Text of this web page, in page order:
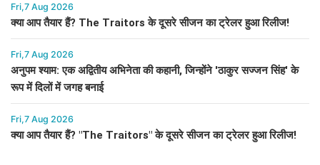
Fri,7 Aug 2026
क्या आप तैयार हैं? The Traitors के दूसरे सीजन का ट्रेलर हुआ रिलीज!
Fri,7 Aug 2026
अनुपम श्याम: एक अद्वितीय अभिनेता की कहानी, जिन्होंने 'ठाकुर सज्जन सिंह' के
रूप में दिलों में जगह बनाई
Fri,7 Aug 2026
क्या आप तैयार हैं? "The Traitors" के दूसरे सीजन का ट्रेलर हुआ रिलीज!